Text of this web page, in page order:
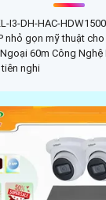
I3-DH-HAC-
nhỏ gọn mỹ thuật
60m Công
nghi